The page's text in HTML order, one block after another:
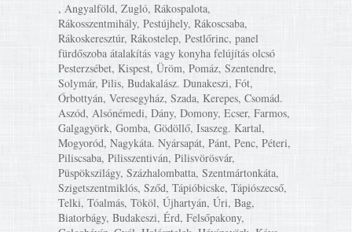
, Angyalföld, Zugló, Rákospalota,
Rákosszentmihály, Pestújhely, Rákoscsaba,
Rákoskeresztúr, Rákostelep, Pestlőrinc, panel
fürdőszoba átalakítás vagy konyha felújítás olcsó
Pesterzsébet, Kispest, Üröm, Pomáz, Szentendre,
Solymár, Pilis, Budakalász. Dunakeszi, Fót,
Őrbottyán, Veresegyház, Szada, Kerepes, Csomád.
Aszód, Alsónémedi, Dány, Domony, Ecser, Farmos,
Galgagyörk, Gomba, Gödöllő, Isaszeg. Kartal,
Mogyoród, Nagykáta. Nyársapát, Pánt, Penc, Péteri,
Piliscsaba, Pilisszentiván, Pilisvörösvár,
Püspökszilágy, Százhalombatta, Szentmártonkáta,
Szigetszentmiklós, Sződ, Tápióbicske, Tápiószecső,
Telki, Tóalmás, Tököl, Újhartyán, Úri, Bag,
Biatorbágy, Budakeszi, Érd, Felsőpakony,